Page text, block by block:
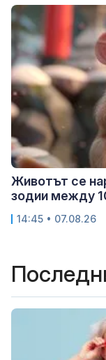
Животът се
зодии между
14:45 • 07.08.26